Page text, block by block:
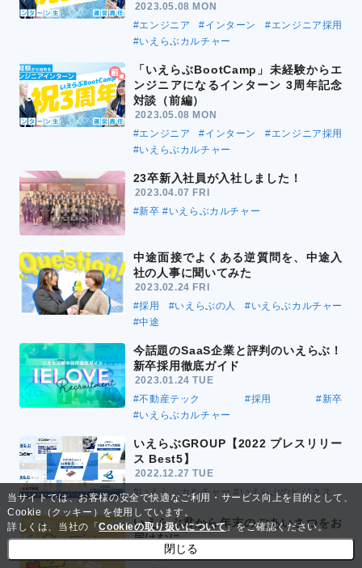
2023.05.08 MON
#エンジニア
#インターン
#エンジニア採用
#いえらぶカルチャー
「いえらぶBootCamp」未経験からエ
ンジニアになるインターン 3周年記念
対談（前編）
2023.05.08 MON
#エンジニア
#インターン
#エンジニア採用
#いえらぶカルチャー
23卒新入社員が入社しました！
2023.04.07 FRI
#新卒 #いえらぶカルチャー
中途面接でよくある逆質問を、中途入
社の人事に聞いてみた
2023.02.24 FRI
#採用
#いえらぶの人
#いえらぶカルチャー
#中途
今話題のSaaS企業と評判のいえらぶ！
新卒採用徹底ガイド
2023.01.24 TUE
#不動産テック
#採用
#新卒
#いえらぶカルチャー
いえらぶGROUP【2022 プレスリリー
ス Best5】
2022.12.27 TUE
#いえらぶカルチャー #いえらぶのビジネス
いえらぶ君から年末のごあいさつをお
届けむに
2022.12.12 MON
当サイトでは、お客様の安全で快適なご利用・サービス向上を目的として、
Cookie（クッキー）を使用しています。
詳しくは、当社の「Cookieの取り扱いについて」をご確認ください。
閉じる